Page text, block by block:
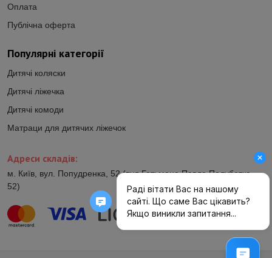
Популярні категорії
Дитячі коляски
Дитячі ліжечка
Дитячі комоди
Матраци для дитячих ліжечок
Оплата
Публічна оферта
Адреси складів:
м. Київ, вул. Попудренка, 52 (вул.Гетьмана Павла Полуботка,
52)